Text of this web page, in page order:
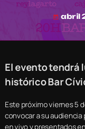
today abril
El evento tendrá
histórico Bar
Este próximo viernes 5
convocar a su
en vivo y presentados